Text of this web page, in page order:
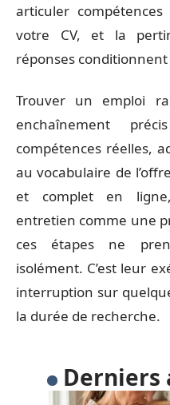
articuler
votre CV, et la
réponses conditionnent
Trouver un emploi
enchaînement
compétences réelles,
au vocabulaire de
et complet en
entretien comme une
ces étapes ne
isolément. C’est leur
interruption sur
la durée de recherche.
Derniers